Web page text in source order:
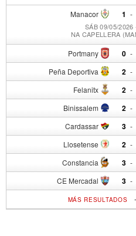
Manacor 1 -
SÁB 09/05/2026
NA CAPELLERA
Portmany 0 -
Peña Deportiva 2 -
Felanitx 2 -
Binissalem 2 -
Cardassar 3 -
Llosetense 2 -
Constancia 3 -
CE Mercadal 3 -
MÁS RESULTADOS